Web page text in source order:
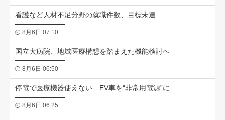
看護など人材不足分野の就職件数、目標未達
8月6日 07:10
国立大病院、地域医療構想を踏まえた機能検討へ
8月6日 06:50
停電で医療機器使えない EV車を“非常用電源”に
8月6日 06:25